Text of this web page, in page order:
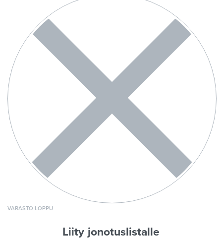
VARASTO LOPPU
Liity jonotuslistalle